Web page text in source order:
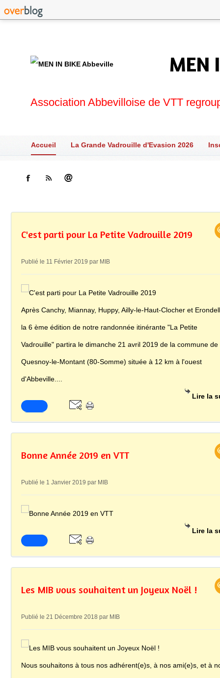
MEN
Association Abbevilloise de VTT
Accueil La Grande Vadrouille d'Evasion 2026
C'est parti pour La Petite Vadrouille 2019
Publié le 11 Février 2019 par MIB
Après Canchy, Miannay, Huppy, Ailly-le-Haut-Clocher et
la 6 ème édition de notre randonnée itinérante "La Petite
Vadrouille" partira le dimanche 21 avril 2019 de la commune de
Quesnoy-le-Montant (80-Somme) située à 12 km à l'ouest
d'Abbeville....
Lire la
Bonne Année 2019 en VTT
Publié le 1 Janvier 2019 par MIB
Lire la
Les MIB vous souhaitent un Joyeux Noël !
Publié le 21 Décembre 2018 par MIB
Nous souhaitons à tous nos adhérent(e)s, à nos ami(e)s, et à